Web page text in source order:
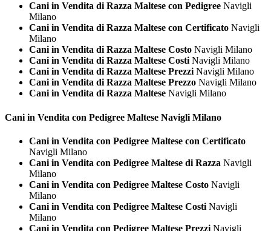
Cani in Vendita di Razza Maltese con Pedigree Navigli
Milano
Cani in Vendita di Razza Maltese con Certificato Navigli
Milano
Cani in Vendita di Razza Maltese Costo Navigli Milano
Cani in Vendita di Razza Maltese CostiNavigli Milano
Cani in Vendita di Razza Maltese PrezziNavigli Milano
Cani in Vendita di Razza Maltese Prezzo Navigli Milano
Cani in Vendita di Razza Maltese Navigli Milano
Cani in Vendita con Pedigree Maltese Navigli Milano
Cani in Vendita con Pedigree Maltese con Certificato
Navigli Milano
Cani in Vendita con Pedigree Maltese di Razza Navigli
Milano
Cani in Vendita con Pedigree Maltese Costo Navigli
Milano
Cani in Vendita con Pedigree Maltese Costi Navigli
Milano
Cani in Vendita con Pedigree Maltese Prezzi Navigli